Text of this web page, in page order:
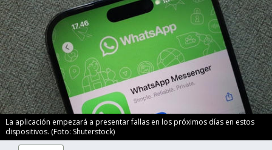
La aplicación empezará a presentar fallas en los próximos días en estos
dispositivos. (Foto: Shuterstock)